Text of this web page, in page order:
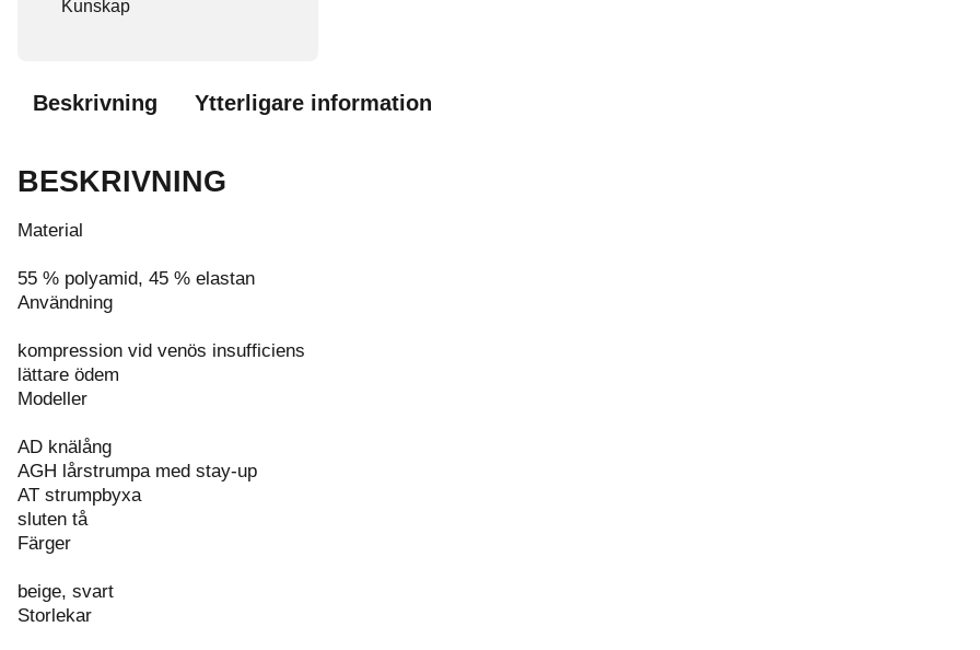
Kunskap
Beskrivning Ytterligare information
BESKRIVNING
Material
55 % polyamid, 45 % elastan
Användning
kompression vid venös insufficiens
lättare ödem
Modeller
AD knälång
AGH lårstrumpa med stay-up
AT strumpbyxa
sluten tå
Färger
beige, svart
Storlekar